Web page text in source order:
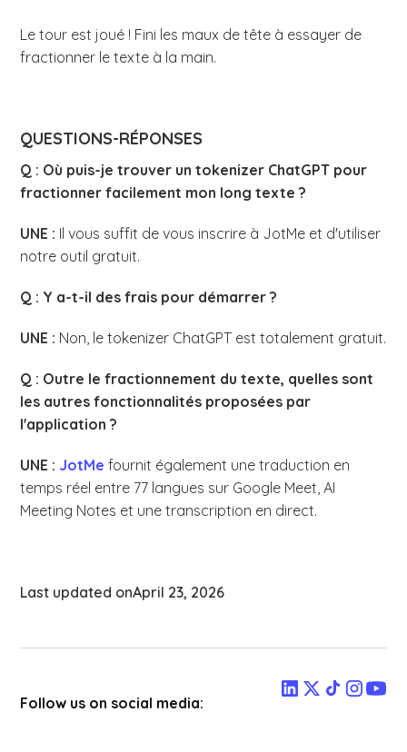
Le tour est joué ! Fini les maux de tête à essayer de
fractionner le texte à la main.
QUESTIONS-RÉPONSES
Q : Où puis-je trouver un tokenizer ChatGPT pour
fractionner facilement mon long texte ?
UNE : Il vous suffit de vous inscrire à JotMe et d'utiliser
notre outil gratuit.
Q : Y a-t-il des frais pour démarrer ?
UNE : Non, le tokenizer ChatGPT est totalement gratuit.
Q : Outre le fractionnement du texte, quelles sont
les autres fonctionnalités proposées par
l'application ?
UNE : JotMe fournit également une traduction en
temps réel entre 77 langues sur Google Meet, AI
Meeting Notes et une transcription en direct.
Last updated onApril 23, 2026
Follow us on social media: